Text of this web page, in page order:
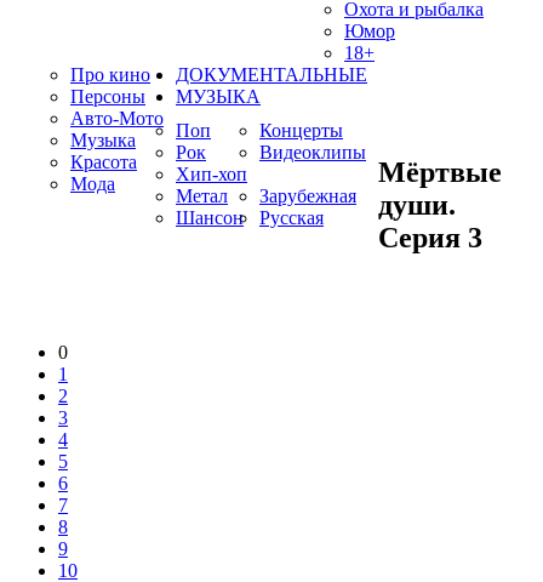
Охота и рыбалка
Юмор
18+
Про кино
Персоны
Авто-Мото
Музыка
Красота
Мода
ДОКУМЕНТАЛЬНЫЕ
МУЗЫКА
Поп
Рок
Хип-хоп
Метал
Шансон
Концерты
Видеоклипы
Зарубежная
Русская
Мёртвые
души.
Серия 3
0
1
2
3
4
5
6
7
8
9
10